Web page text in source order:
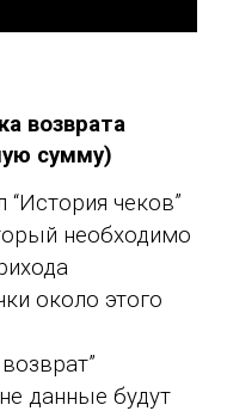
возврата
сумму)
чеков”
необходимо
около этого
данные будут